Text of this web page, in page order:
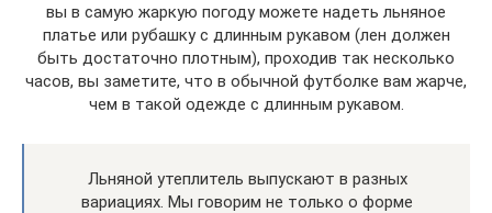
вы в самую жаркую погоду можете надеть льняное
платье или рубашку с длинным рукавом (лен должен
быть достаточно плотным), проходив так несколько
часов, вы заметите, что в обычной футболке вам жарче,
чем в такой одежде с длинным рукавом.
Льняной утеплитель выпускают в разных
вариациях. Мы говорим не только о форме